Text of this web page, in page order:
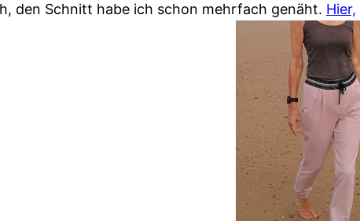
den Schnitt habe ich schon mehrfach genäht. Hier,